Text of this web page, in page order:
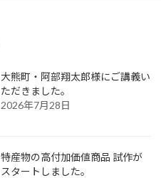
大熊町・阿部翔太郎様にご講義い
ただきました。
2026年7月28日
特産物の高付加価値商品 試作が
スタートしました。